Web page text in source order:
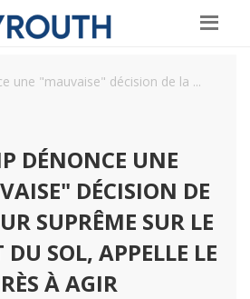
une "mauvaise" décision de la ...
DÉNONCE UNE
DÉCISION DE
SUPRÊME SUR LE
DU SOL, APPELLE LE
À AGIR